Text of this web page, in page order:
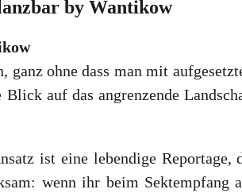
by Wantikow
ohne dass man mit
auf das angrenzende
ist eine lebendige
wenn ihr beim Sektempfang